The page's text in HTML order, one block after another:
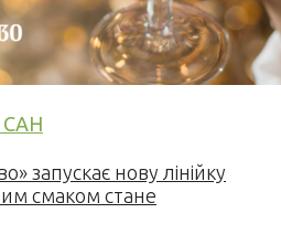
САН
запускає нову лінійку
смаком стане